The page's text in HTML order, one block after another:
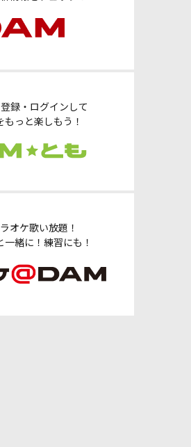
録・ログインして
もっと楽しもう！
オケ歌い放題！
一緒に！練習にも！